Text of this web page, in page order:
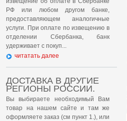
РФ или любом другом банке,
предоставляющем аналогичные
услуги. При оплате по извещению в
отделении Сбербанка, банк
удерживает с покуп...
читатать далее
ДОСТАВКА В ДРУГИЕ
РЕГИОНЫ РОССИИ.
Вы выбираете необходимый Вам
товар на нашем сайте и там же
оформляете заказ (см пункт 1.), или